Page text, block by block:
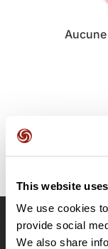
This website
We use cookies
provide social
We also share
OpenRunner